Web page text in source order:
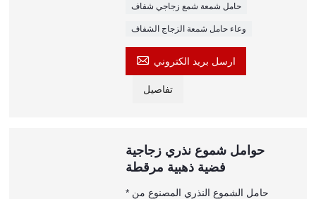
حامل شمعة شمع زجاجي شفاف
وعاء حامل شمعة الزجاج الشفاف
 ارسل بريد الكتروني
تفاصيل
حوامل شموع نذري زجاجية
فضية ذهبية مرقطة
* حامل الشموع النذري المصنوع من